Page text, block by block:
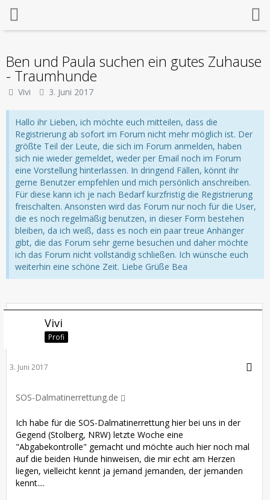
Ben und Paula suchen ein gutes Zuhause
- Traumhunde
Vivi 3. Juni 2017
Hallo ihr Lieben, ich möchte euch mitteilen, dass die
Registrierung ab sofort im Forum nicht mehr möglich ist. Der
größte Teil der Leute, die sich im Forum anmelden, haben
sich nie wieder gemeldet, weder per Email noch im Forum
eine Vorstellung hinterlassen. In dringend Fällen, könnt ihr
gerne Benutzer empfehlen und mich persönlich anschreiben.
Für diese kann ich je nach Bedarf kurzfristig die Registrierung
freischalten. Ansonsten wird das Forum nur noch für die User,
die es noch regelmäßig benutzen, in dieser Form bestehen
bleiben, da ich weiß, dass es noch ein paar treue Anhänger
gibt, die das Forum sehr gerne besuchen und daher möchte
ich das Forum nicht vollständig schließen. Ich wünsche euch
weiterhin eine schöne Zeit. Liebe Grüße Bea
Vivi
Profi
3. Juni 2017
SOS-Dalmatinerrettung.de
Ich habe für die SOS-Dalmatinerrettung hier bei uns in der
Gegend (Stolberg, NRW) letzte Woche eine
"Abgabekontrolle" gemacht und möchte auch hier noch mal
auf die beiden Hunde hinweisen, die mir echt am Herzen
liegen, vielleicht kennt ja jemand jemanden, der jemanden
kennt....